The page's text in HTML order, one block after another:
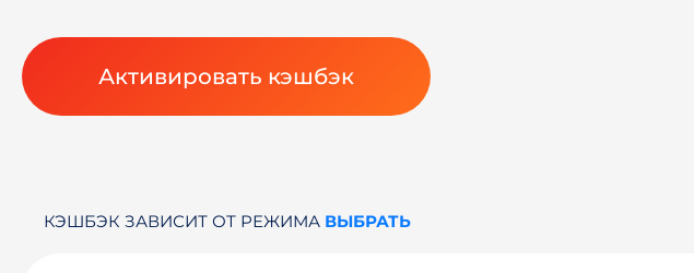
Активировать кэшбэк
КЭШБЭК ЗАВИСИТ ОТ РЕЖИМА ВЫБРАТЬ